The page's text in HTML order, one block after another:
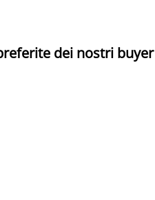
dei nostri buyer